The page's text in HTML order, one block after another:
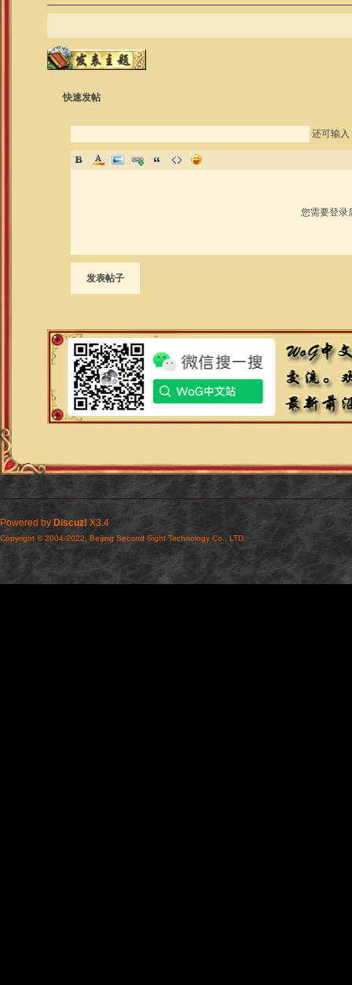
快速发帖
还可输入
您需要登录
发表帖子
Powered by Discuz! X3.4
Copyright © 2004-2022, Beijing Second Sight Technology Co., LTD.